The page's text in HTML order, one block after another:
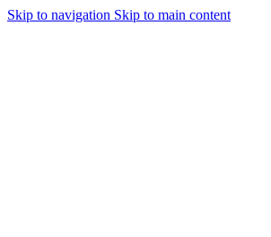
Skip to navigation Skip to main content